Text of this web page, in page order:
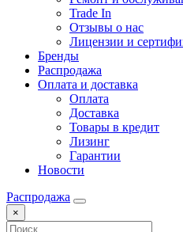
Trade In
Отзывы о нас
Лицензии и
Бренды
Распродажа
Оплата и доставка
Оплата
Доставка
Товары в кредит
Лизинг
Гарантии
Новости
Распродажа
×